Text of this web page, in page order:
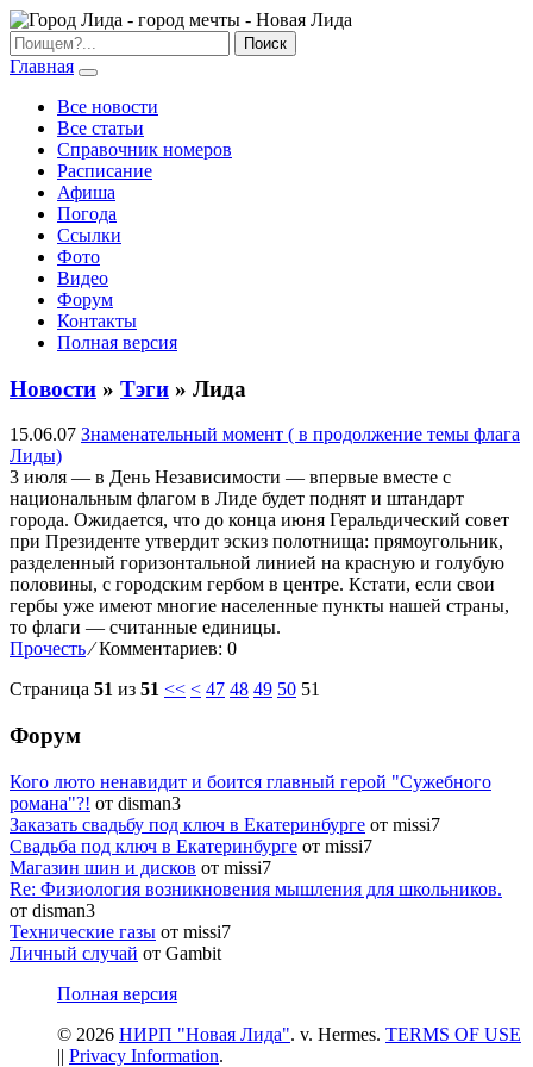
Главная
Все новости
Все статьи
Справочник номеров
Расписание
Афиша
Погода
Ссылки
Фото
Видео
Форум
Контакты
Полная версия
Новости » Тэги » Лида
15.06.07 Знаменательный момент ( в продолжение темы флага
Лиды)
3 июля — в День Независимости — впервые вместе с
национальным флагом в Лиде будет поднят и штандарт
города. Ожидается, что до конца июня Геральдический совет
при Президенте утвердит эскиз полотнища: прямоугольник,
разделенный горизонтальной линией на красную и голубую
половины, с городским гербом в центре. Кстати, если свои
гербы уже имеют многие населенные пункты нашей страны,
то флаги — считанные единицы.
Прочесть ⁄Комментариев: 0
Страница 51 из 51 << < 47 48 49 50 51
Форум
Кого люто ненавидит и боится главный герой "Сужебного
романа"?! от disman3
Заказать свадьбу под ключ в Екатеринбурге от missi7
Cвадьба под ключ в Екатеринбурге от missi7
Магазин шин и дисков от missi7
Re: Физиология возникновения мышления для школьников.
от disman3
Технические газы от missi7
Личный случай от Gambit
Полная версия
© 2026 НИРП "Новая Лида". v. Hermes. TERMS OF USE
|| Privacy Information.